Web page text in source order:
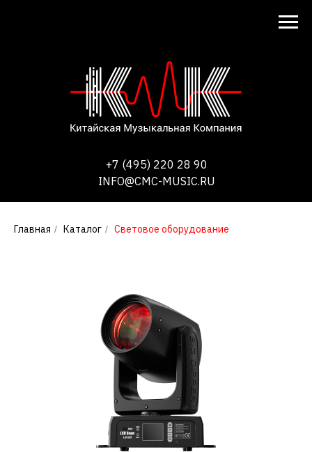
+7 (495) 220 28 90
INFO@CMC-MUSIC.RU
Главная / Каталог / Световое оборудование